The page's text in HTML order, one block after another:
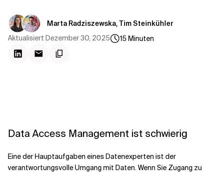
Marta Radziszewska, Tim Steinkühler
Aktualisiert Dezember 30, 2025 15 Minuten
Data Access Management ist schwierig
Eine der Hauptaufgaben eines Datenexperten ist der
verantwortungsvolle Umgang mit Daten. Wenn Sie Zugang zu